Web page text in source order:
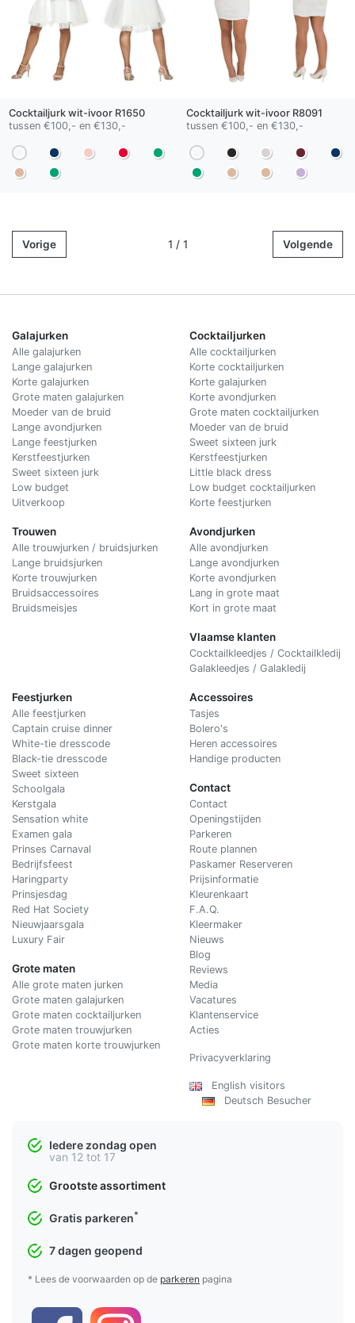
Cocktailjurk wit-ivoorR1650
tussen €100,- en €130,-
Cocktailjurk wit-ivoorR8091
tussen €100,- en €130,-
Vorige 1 / 1 Volgende
Galajurken
Alle galajurken
Lange galajurken
Korte galajurken
Grote maten galajurken
Moeder van de bruid
Lange avondjurken
Lange feestjurken
Kerstfeestjurken
Sweet sixteen jurk
Low budget
Uitverkoop
Trouwen
Alle trouwjurken / bruidsjurken
Lange bruidsjurken
Korte trouwjurken
Bruidsaccessoires
Bruidsmeisjes
Cocktailjurken
Alle cocktailjurken
Korte cocktailjurken
Korte galajurken
Korte avondjurken
Grote maten cocktailjurken
Moeder van de bruid
Sweet sixteen jurk
Kerstfeestjurken
Little black dress
Low budget cocktailjurken
Korte feestjurken
Avondjurken
Alle avondjurken
Lange avondjurken
Korte avondjurken
Lang in grote maat
Kort in grote maat
Vlaamse klanten
Cocktailkleedjes / Cocktailkledij
Galakleedjes / Galakledij
Feestjurken
Alle feestjurken
Captain cruise dinner
White-tie dresscode
Black-tie dresscode
Sweet sixteen
Schoolgala
Kerstgala
Sensation white
Examen gala
Prinses Carnaval
Bedrijfsfeest
Haringparty
Prinsjesdag
Red Hat Society
Nieuwjaarsgala
Luxury Fair
Grote maten
Alle grote maten jurken
Grote maten galajurken
Grote maten cocktailjurken
Grote maten trouwjurken
Grote maten korte trouwjurken
Accessoires
Tasjes
Bolero's
Heren accessoires
Handige producten
Contact
Contact
Openingstijden
Parkeren
Route plannen
Paskamer Reserveren
Prijsinformatie
Kleurenkaart
F.A.Q.
Kleermaker
Nieuws
Blog
Reviews
Media
Vacatures
Klantenservice
Acties
Privacyverklaring
English visitors
Deutsch Besucher
Iedere zondag open
van 12 tot 17
Grootste assortiment
Gratis parkeren*
7 dagen geopend
* Lees de voorwaarden op de parkeren pagina